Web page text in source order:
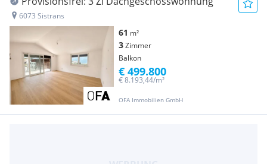
6073 Sistrans
61 m²
3Zimmer
Balkon
OFA Immobilien GmbH
€ 8.193,44/m²
€ 499.800